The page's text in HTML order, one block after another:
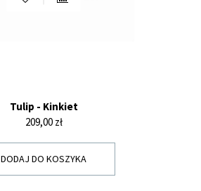
Tulip - Kinkiet
Cena
209,00 zł
DODAJ DO KOSZYKA